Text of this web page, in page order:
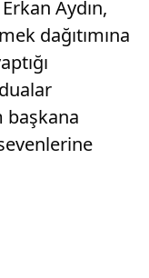
Aydın,
dağıtımına